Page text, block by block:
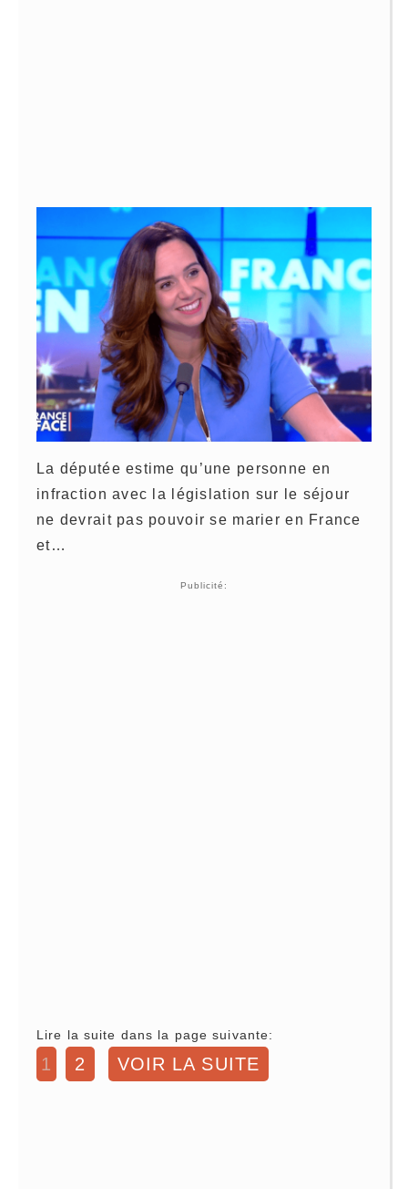
La députée estime qu’une personne en
infraction avec la législation sur le séjour
ne devrait pas pouvoir se marier en France
et…
Publicité:
Lire la suite dans la page suivante:
1 2 VOIR LA SUITE